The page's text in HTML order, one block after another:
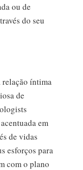
ou de
do seu
relação íntima
de
em
de vidas
esforços para
com o plano